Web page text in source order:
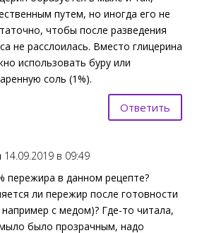
путем, но иногда его не
чтобы после разведения
не расслоилась. Вместо глицерина
использовать буру или
соль (1%).
Ответить
14.09.2019 в 09:49
пережира в данном рецепте?
ли пережир после готовности
с медом)? Где-то читала,
было прозрачным, надо